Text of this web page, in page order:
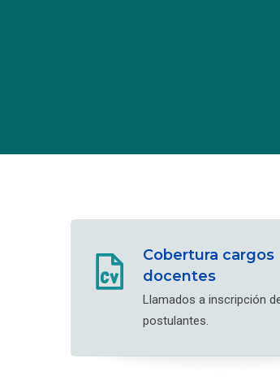
Cobertura cargos
docentes
Llamados a inscripción
postulantes.